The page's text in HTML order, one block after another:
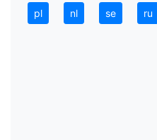
pl nl se ru